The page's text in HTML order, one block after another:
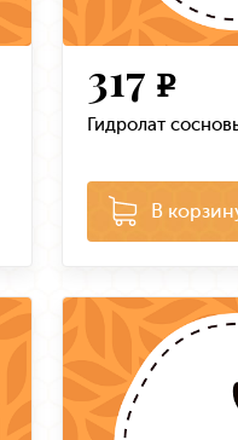
317 e
Гидролат
В